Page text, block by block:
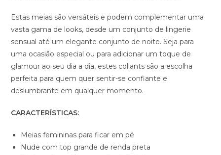
Estas meias são versáteis e podem complementar uma
vasta gama de looks, desde um conjunto de lingerie
sensual até um elegante conjunto de noite. Seja para
uma ocasião especial ou para adicionar um toque de
glamour ao seu dia a dia, estes collants são a escolha
perfeita para quem quer sentir-se confiante e
deslumbrante em qualquer momento.
CARACTERÍSTICAS:
Meias femininas para ficar em pé
Nude com top grande de renda preta